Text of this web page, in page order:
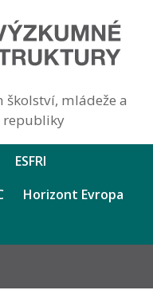
mládeže a
republiky
ESFRI
Horizont Evropa